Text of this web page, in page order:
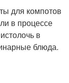
для компотов
в процессе
в
блюда.